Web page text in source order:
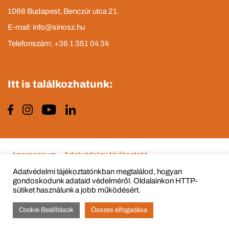
1068 Budapest, Benczúr utca 21.
E-mail: info@sinosz.hu
Telefonszám: +36 1 351 04 34
Itt is találkozhatunk:
© Copyright 2015 - 2022 All Rights Reserved
Impresszum Adatvédelmi tájékoztató
Adatvédelmi tájékoztatónkban megtalálod, hogyan
gondoskodunk adataid védelméről. Oldalainkon HTTP-
sütiket használunk a jobb működésért.
Cookie Beállítások Összes elfogadása